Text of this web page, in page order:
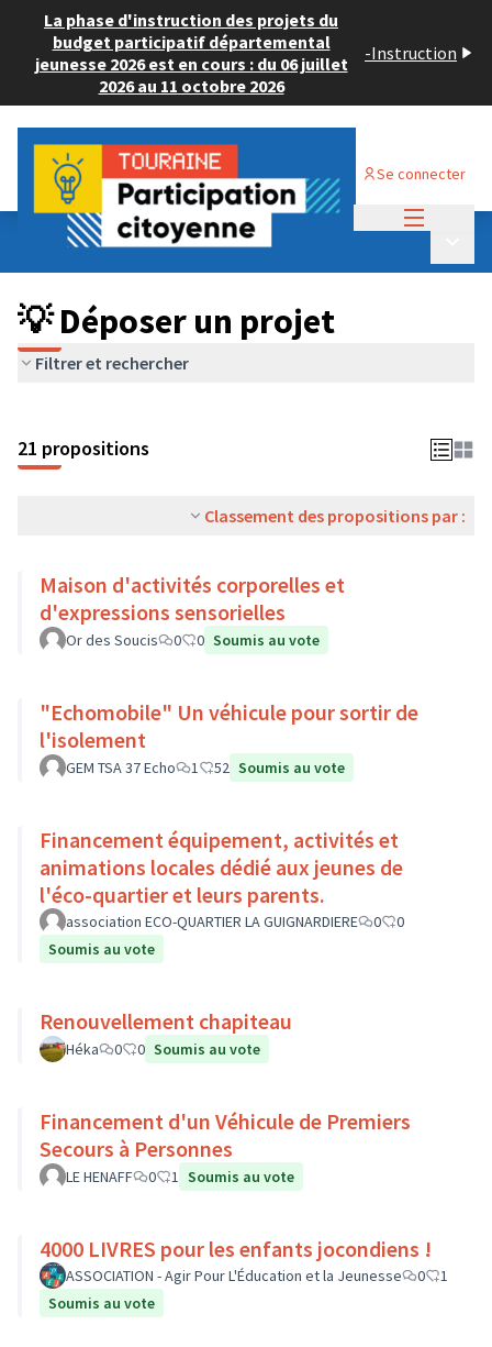
La phase d'instruction des projets du
budget participatif départemental
jeunesse 2026 est en cours : du 06 juillet
2026 au 11 octobre 2026
-Instruction
Se connecter
Budget Participatif ADULTE 2024
💡 Déposer un projet
💡 Déposer un projet
Filtrer et rechercher
21 propositions
Classement des propositions par :
Maison d'activités corporelles et
d'expressions sensorielles
Or des Soucis 0 0 Soumis au vote
"Echomobile" Un véhicule pour sortir de
l'isolement
GEM TSA 37 Echo 1 52 Soumis au vote
Financement équipement, activités et
animations locales dédié aux jeunes de
l'éco-quartier et leurs parents.
association ECO-QUARTIER LA GUIGNARDIERE 0
0
Soumis au vote
Renouvellement chapiteau
Héka 0 0 Soumis au vote
Financement d'un Véhicule de Premiers
Secours à Personnes
LE HENAFF 0 1 Soumis au vote
4000 LIVRES pour les enfants jocondiens !
ASSOCIATION - Agir Pour L'Éducation et la Jeunesse 0
1
Soumis au vote